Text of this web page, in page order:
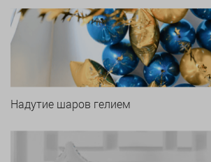
Надутие шаров гелием